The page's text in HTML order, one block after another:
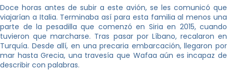
Doce horas antes de subir a este avión, se les comunicó que
viajarían a Italia. Terminaba así para esta familia al menos una
parte de la pesadilla que comenzó en Siria en 2015, cuando
tuvieron que marcharse. Tras pasar por Líbano, recalaron en
Turquía. Desde allí, en una precaria embarcación, llegaron por
mar hasta Grecia, una travesía que Wafaa aún es incapaz de
describir con palabras.